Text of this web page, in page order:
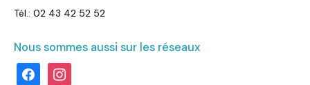
Tél.: 02 43 42 52 52
Nous sommes aussi sur les réseaux
facebookinstagram